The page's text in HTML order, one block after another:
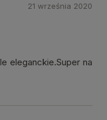
eleganckie.Super na
21 września 2020